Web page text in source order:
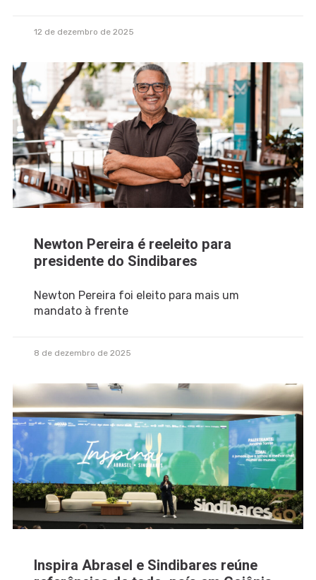
12 de dezembro de 2025
Newton Pereira é reeleito para
presidente do Sindibares
Newton Pereira foi eleito para mais um
mandato à frente
8 de dezembro de 2025
Inspira Abrasel e Sindibares reúne